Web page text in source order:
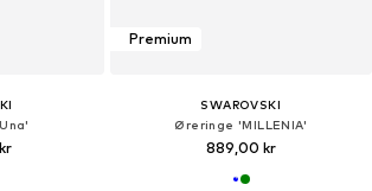
Premium
SWAROVSKI
Øreringe 'MILLENIA'
889,00 kr